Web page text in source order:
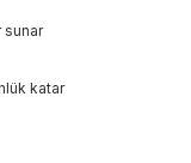
sunar
katar